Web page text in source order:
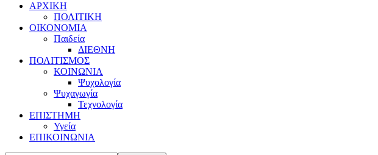
ΑΡΧΙΚΗ
ΠΟΛΙΤΙΚΗ
ΟΙΚΟΝΟΜΙΑ
Παιδεία
ΔΙΕΘΝΗ
ΠΟΛΙΤΙΣΜΟΣ
ΚΟΙΝΩΝΙΑ
Ψυχολογία
Ψυχαγωγία
Τεχνολογία
ΕΠΙΣΤΗΜΗ
Υγεία
ΕΠΙΚΟΙΝΩΝΙΑ